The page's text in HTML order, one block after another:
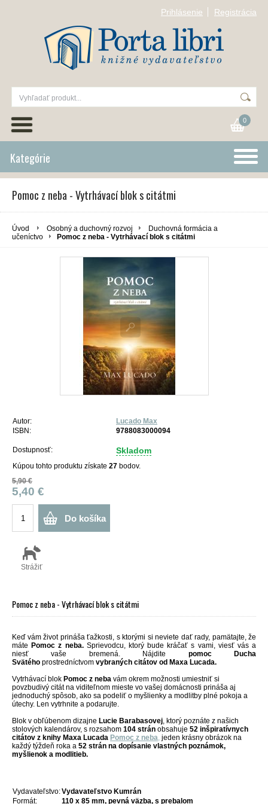
Prihlásenie Registrácia
0
Kategórie
Pomoc z neba - Vytrhávací blok s citátmi
Úvod Osobný a duchovný rozvoj
Duchovná formácia a
učeníctvo
Pomoc z neba - Vytrhávací blok s citátmi
Autor:
Lucado Max
ISBN:
9788083000094
Dostupnosť: Skladom
Kúpou tohto produktu získate 27 bodov.
5,90 €
5,40 €
Do košíka
Strážiť
Pomoc z neba - Vytrhávací blok s citátmi
Keď vám život prináša ťažkosti, s ktorými si neviete dať rady, pamätajte, že
máte Pomoc z neba.Sprievodcu, ktorý bude kráčať s vami, viesť vás a
niesť vaše bremená. Nájdite pomoc Ducha
Svätého prostredníctvom vybraných citátov od Maxa Lucada.
Vytrhávací blok Pomoc z neba vám okrem možnosti umiestniť si
povzbudivý citát na viditeľnom mieste vo vašej domácnosti prináša aj
jednoduchý spôsob, ako sa podeliť o myšlienky a modlitby plné pokoja a
útechy. Len vytrhnite a podarujte.
Blok v obľúbenom dizajne Lucie Barabasovej, ktorý poznáte z našich
stolových kalendárov, s rozsahom 104 strán obsahuje 52 inšpiratívnych
citátov z knihy Maxa Lucada Pomoc z neba, jeden krásny obrázok na
každý týždeň roka a 52 strán na dopísanie vlastných poznámok,
myšlienok a modlitieb.
Vydavateľstvo:Vydavateľstvo Kumrán
Formát:
110 x 85 mm, pevná väzba, s prebalom